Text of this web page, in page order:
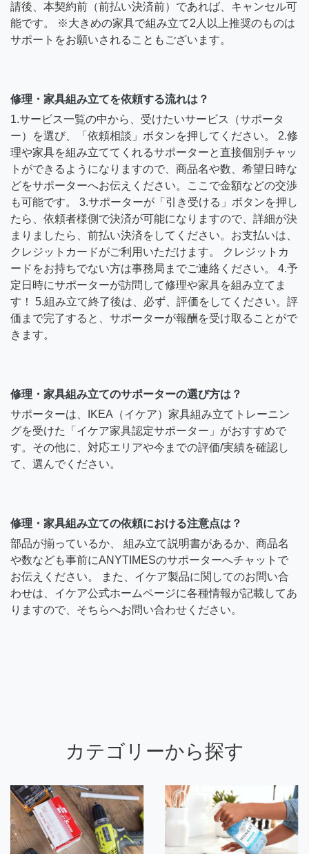
請後、本契約前（前払い決済前）であれば、キャンセル可
能です。 ※大きめの家具で組み立て2人以上推奨のものは
サポートをお願いされることもございます。
修理・家具組み立てを依頼する流れは？
1.サービス一覧の中から、受けたいサービス（サポータ
ー）を選び、「依頼相談」ボタンを押してください。 2.修
理や家具を組み立ててくれるサポーターと直接個別チャッ
トができるようになりますので、商品名や数、希望日時な
どをサポーターへお伝えください。ここで金額などの交渉
も可能です。 3.サポーターが「引き受ける」ボタンを押し
たら、依頼者様側で決済が可能になりますので、詳細が決
まりましたら、前払い決済をしてください。お支払いは、
クレジットカードがご利用いただけます。 クレジットカ
ードをお持ちでない方は事務局までご連絡ください。 4.予
定日時にサポーターが訪問して修理や家具を組み立てま
す！ 5.組み立て終了後は、必ず、評価をしてください。評
価まで完了すると、サポーターが報酬を受け取ることがで
きます。
修理・家具組み立てのサポーターの選び方は？
サポーターは、IKEA（イケア）家具組み立てトレーニン
グを受けた「イケア家具認定サポーター」がおすすめで
す。その他に、対応エリアや今までの評価/実績を確認し
て、選んでください。
修理・家具組み立ての依頼における注意点は？
部品が揃っているか、 組み立て説明書があるか、商品名
や数なども事前にANYTIMESのサポーターへチャットで
お伝えください。 また、イケア製品に関してのお問い合
わせは、イケア公式ホームページに各種情報が記載してあ
りますので、そちらへお問い合わせください。
カテゴリーから探す